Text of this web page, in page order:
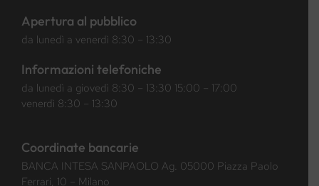
Apertura al pubblico
da lunedì a venerdì 8:30 – 13:30
Informazioni telefoniche
da lunedì a giovedì 8:30 – 13:30 15:00 – 17:00
venerdì 8:30 – 13:30
Coordinate bancarie
BANCA INTESA SANPAOLO Ag. 05000 Piazza Paolo
Ferrari, 10 – Milano